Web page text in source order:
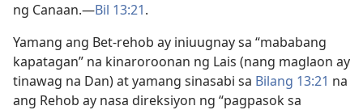
ng Canaan.​—Bil 13:21.
Yamang ang Bet-rehob ay iniuugnay sa “mababang
kapatagan” na kinaroroonan ng Lais (nang maglaon ay
tinawag na Dan) at yamang sinasabi sa Bilang 13:21 na
ang Rehob ay nasa direksiyon ng “pagpasok sa